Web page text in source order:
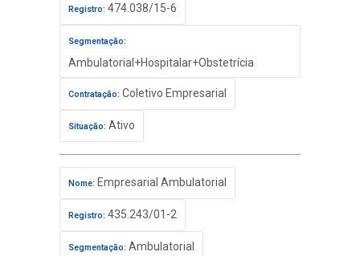
Registro: 474.038/15-6
Segmentação:
Ambulatorial+Hospitalar+Obstetrícia
Contratação: Coletivo Empresarial
Situação: Ativo
Nome: Empresarial Ambulatorial
Registro: 435.243/01-2
Segmentação: Ambulatorial